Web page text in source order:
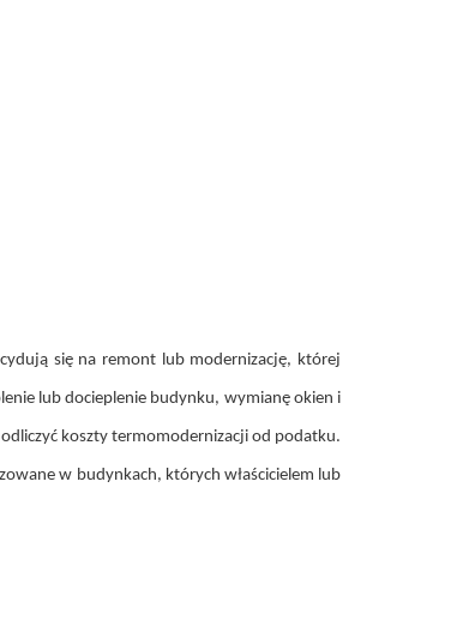
się na remont lub modernizację, której
lub docieplenie budynku, wymianę okien i
koszty termomodernizacji od podatku.
w budynkach, których właścicielem lub